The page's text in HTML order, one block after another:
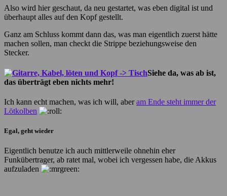
Also wird hier geschaut, da neu gestartet, was eben digital ist und
überhaupt alles auf den Kopf gestellt.
Ganz am Schluss kommt dann das, was man eigentlich zuerst hätte
machen sollen, man checkt die Strippe beziehungsweise den
Stecker.
Siehe da, was ab ist,
das überträgt eben nichts mehr!
Ich kann echt machen, was ich will, aberam Ende steht immer der
Lötkolben
Egal, geht wieder
Eigentlich benutze ich auch mittlerweile ohnehin eher
Funkübertrager, ab ratet mal, wobei ich vergessen habe, die Akkus
aufzuladen